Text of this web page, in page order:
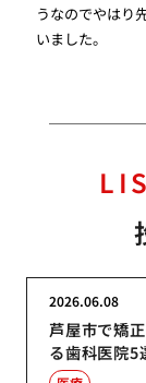
うなのでやはり
いました。
芦屋市で矯
る歯科医院5
2026.06.08